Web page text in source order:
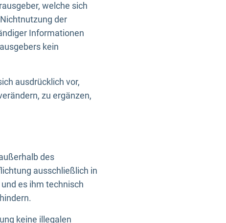
welche sich
der
Informationen
kein
ausdrücklich vor,
zu ergänzen,
des
ausschließlich in
es ihm technisch
keine illegalen